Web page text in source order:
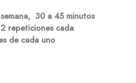
30 a 45 minutos
repeticiones cada
de cada uno